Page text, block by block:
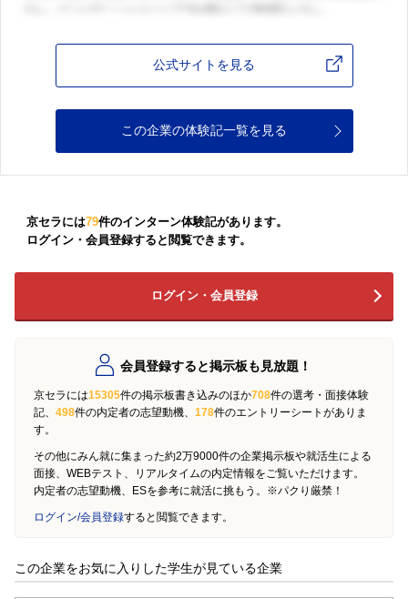
公式サイトを見る
この企業の体験記一覧を見る
京セラには79件のインターン体験記があります。
ログイン・会員登録すると閲覧できます。
ログイン・会員登録
会員登録すると掲示板も見放題！
京セラには15305件の掲示板書き込みのほか708件の選考・面接体験
記、 498件の内定者の志望動機、 178件のエントリーシートがありま
す。
その他にみん就に集まった約2万9000件の企業掲示板や就活生による
面接、WEBテスト、リアルタイムの内定情報をご覧いただけます。
内定者の志望動機、ESを参考に就活に挑もう。※パクり厳禁！
ログイン/会員登録すると閲覧できます。
この企業をお気に入りした学生が見ている企業